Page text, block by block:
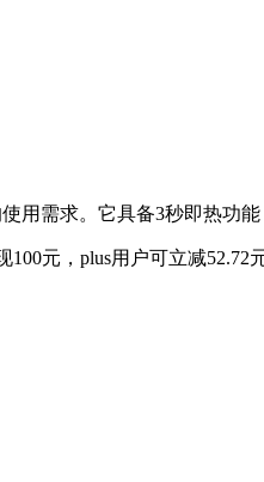
需求。它具备3秒即热功
元，plus用户可立减52.72